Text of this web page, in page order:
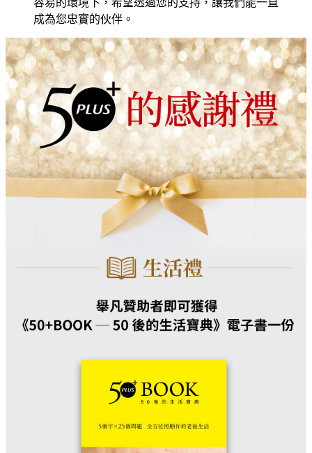
容易的環境下，希望透過您的支持，讓我們能一直
成為您忠實的伙伴。